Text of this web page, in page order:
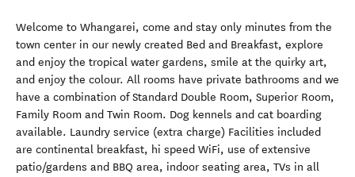
Welcome to Whangarei, come and stay only minutes from the
town center in our newly created Bed and Breakfast, explore
and enjoy the tropical water gardens, smile at the quirky art,
and enjoy the colour. All rooms have private bathrooms and we
have a combination of Standard Double Room, Superior Room,
Family Room and Twin Room. Dog kennels and cat boarding
available. Laundry service (extra charge) Facilities included
are continental breakfast, hi speed WiFi, use of extensive
patio/gardens and BBQ area, indoor seating area, TVs in all